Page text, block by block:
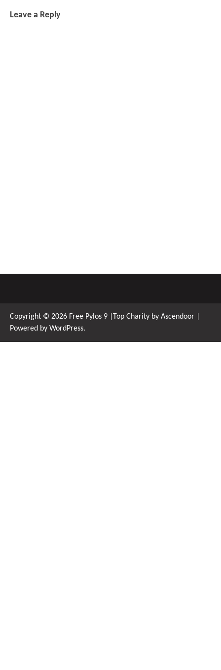
Leave a Reply
Copyright © 2026 Free Pylos 9 |Top Charity by Ascendoor
Powered by WordPress.